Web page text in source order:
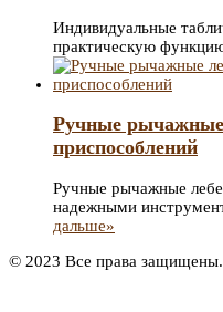
Индивидуальные
практическую
Ручные рычажные
приспособлений
Ручные рычажные
надежными
дальше»
© 2023 Все права защищены.